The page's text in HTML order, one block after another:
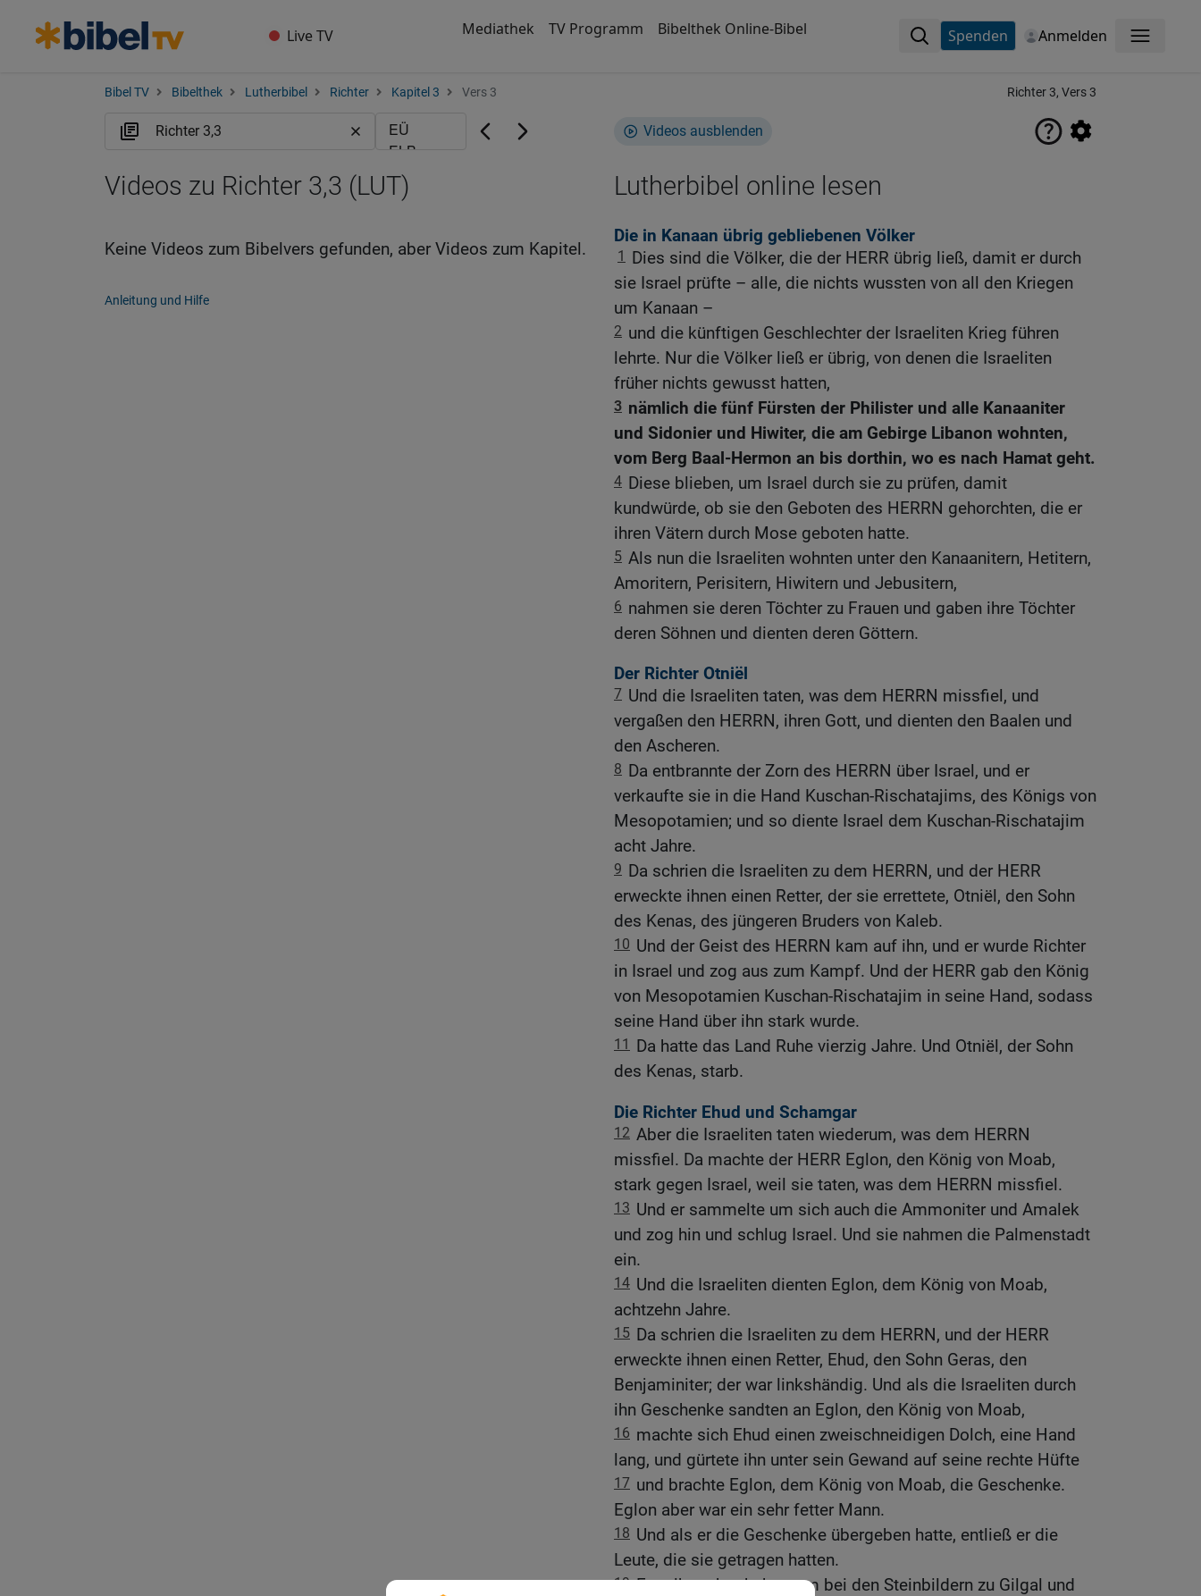
Live TV Mediathek TV Programm Bibelthek Online-Bibel Spenden Anmelden Menü
Bibel TV Bibelthek Lutherbibel Richter Kapitel 3 Vers 3 Richter 3, Vers 3
Videos ausblenden
Lutherbibel online lesen
Die in Kanaan übrig gebliebenen Völker
1
Dies sind die Völker, die der HERR übrig ließ, damit er durch
sie Israel prüfte – alle, die nichts wussten von all den Kriegen
um Kanaan –
2 und die künftigen Geschlechter der Israeliten Krieg führen
lehrte. Nur die Völker ließ er übrig, von denen die Israeliten
früher nichts gewusst hatten,
3 nämlich die fünf Fürsten der Philister und alle Kanaaniter
und Sidonier und Hiwiter, die am Gebirge Libanon wohnten,
vom Berg Baal-Hermon an bis dorthin, wo es nach Hamat geht.
4 Diese blieben, um Israel durch sie zu prüfen, damit
kundwürde, ob sie den Geboten des HERRN gehorchten, die er
ihren Vätern durch Mose geboten hatte.
5 Als nun die Israeliten wohnten unter den Kanaanitern, Hetitern,
Amoritern, Perisitern, Hiwitern und Jebusitern,
6 nahmen sie deren Töchter zu Frauen und gaben ihre Töchter
deren Söhnen und dienten deren Göttern.
Der Richter Otniël
7 Und die Israeliten taten, was dem HERRN missfiel, und
vergaßen den HERRN, ihren Gott, und dienten den Baalen und
den Ascheren.
8 Da entbrannte der Zorn des HERRN über Israel, und er
verkaufte sie in die Hand Kuschan-Rischatajims, des Königs von
Mesopotamien; und so diente Israel dem Kuschan-Rischatajim
acht Jahre.
9 Da schrien die Israeliten zu dem HERRN, und der HERR
erweckte ihnen einen Retter, der sie errettete, Otniël, den Sohn
des Kenas, des jüngeren Bruders von Kaleb.
10 Und der Geist des HERRN kam auf ihn, und er wurde Richter
in Israel und zog aus zum Kampf. Und der HERR gab den König
von Mesopotamien Kuschan-Rischatajim in seine Hand, sodass
seine Hand über ihn stark wurde.
11
Da hatte das Land Ruhe vierzig Jahre. Und Otniël, der Sohn
des Kenas, starb.
Die Richter Ehud und Schamgar
12 Aber die Israeliten taten wiederum, was dem HERRN
missfiel. Da machte der HERR Eglon, den König von Moab,
stark gegen Israel, weil sie taten, was dem HERRN missfiel.
13 Und er sammelte um sich auch die Ammoniter und Amalek
und zog hin und schlug Israel. Und sie nahmen die Palmenstadt
ein.
14 Und die Israeliten dienten Eglon, dem König von Moab,
achtzehn Jahre.
15 Da schrien die Israeliten zu dem HERRN, und der HERR
erweckte ihnen einen Retter, Ehud, den Sohn Geras, den
Benjaminiter; der war linkshändig. Und als die Israeliten durch
ihn Geschenke sandten an Eglon, den König von Moab,
16 machte sich Ehud einen zweischneidigen Dolch, eine Hand
lang, und gürtete ihn unter sein Gewand auf seine rechte Hüfte
17 und brachte Eglon, dem König von Moab, die Geschenke.
Eglon aber war ein sehr fetter Mann.
18 Und als er die Geschenke übergeben hatte, entließ er die
Leute, die sie getragen hatten.
19 Er selbst aber kehrte um bei den Steinbildern zu Gilgal und
Videos zu Richter 3,3 (LUT)
Keine Videos zum Bibelvers gefunden, aber Videos zum Kapitel.
Anleitung und Hilfe